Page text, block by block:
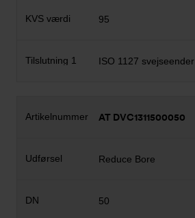
95
ISO 1127 svejseender
AT DVC1311500050
Reduce Bore
50